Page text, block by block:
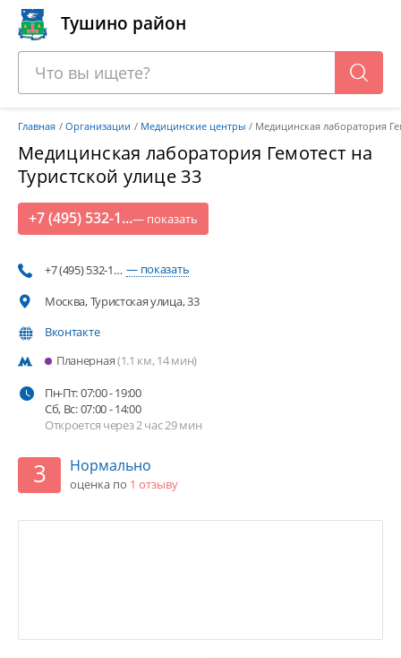
Тушино район
Главная Организации Медицинские центры Медицинская лаборатория
Медицинская лаборатория Гемотест на
Туристской улице 33
+7 (495) 532-1...— показать
+7 (495) 532-1… — показать
Москва, Туристская улица, 33
Вконтакте
3 Нормально
оценка по 1 отзыву
Планерная (1.1 км, 14 мин)
Пн-Пт: 07:00 - 19:00
Сб, Вс: 07:00 - 14:00
Откроется через 2 час 29 мин